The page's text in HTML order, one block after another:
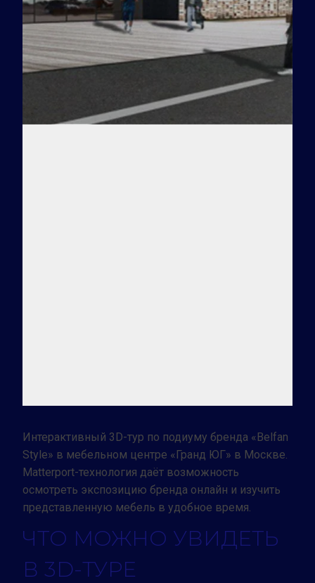
Заказать тур
Интерактивный 3D-тур по подиуму бренда «Belfan
Style» в мебельном центре «Гранд ЮГ» в Москве.
Matterport-технология даёт возможность
осмотреть экспозицию бренда онлайн и изучить
представленную мебель в удобное время.
ЧТО МОЖНО УВИДЕТЬ
В 3D-ТУРЕ